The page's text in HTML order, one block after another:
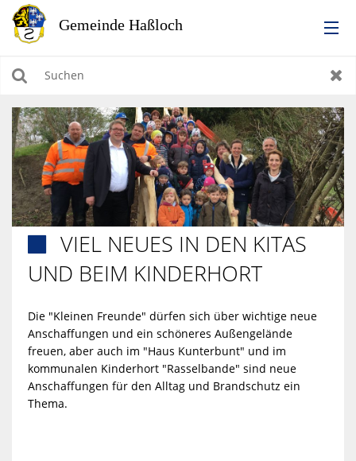
RATHAUS
LEBEN IN HASSLOCH
BILDUNG & KULTUR
WIRTSCHAFTEN, BAUEN, WOHNEN & UMWELT
TOURISMUS
Suchen
VIEL NEUES IN DEN KITAS
UND BEIM KINDERHORT
Die "Kleinen Freunde" dürfen sich über wichtige neue
Anschaffungen und ein schöneres Außengelände
freuen, aber auch im "Haus Kunterbunt" und im
kommunalen Kinderhort "Rasselbande" sind neue
Anschaffungen für den Alltag und Brandschutz ein
Thema.